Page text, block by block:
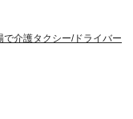
で介護タクシー/ドライバー